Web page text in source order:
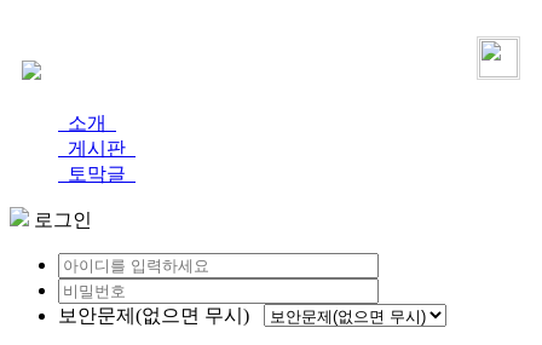
소개
게시판
토막글
로그인
보안문제(없으면 무시)